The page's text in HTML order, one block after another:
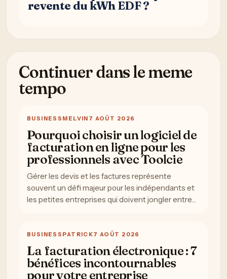
revente du kWh EDF ?
Continuer dans le meme
tempo
BUSINESS MELVIN 7 AOÛT 2026
Pourquoi choisir un logiciel de
facturation en ligne pour les
professionnels avec Toolcie
Gérer les devis et les factures représente
souvent un défi majeur pour les indépendants et
les petites entreprises qui doivent jongler entre…
BUSINESS PATRICK7 AOÛT 2026
La facturation électronique : 7
bénéfices incontournables
pour votre entreprise